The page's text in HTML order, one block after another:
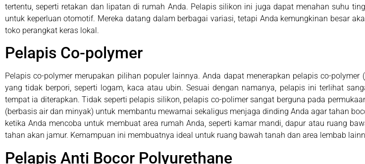
tertentu, seperti retakan dan lipatan di rumah Anda. Pelapis silikon ini juga dapat menahan suhu
untuk keperluan otomotif. Mereka datang dalam berbagai variasi, tetapi Anda kemungkinan besar
toko perangkat keras lokal.
Pelapis Co-polymer
Pelapis co-polymer merupakan pilihan populer lainnya. Anda dapat menerapkan pelapis co-
yang tidak berpori, seperti logam, kaca atau ubin. Sesuai dengan namanya, pelapis ini terlihat
tempat ia diterapkan. Tidak seperti pelapis silikon, pelapis co-polimer sangat berguna pada
(berbasis air dan minyak) untuk membantu mewarnai sekaligus menjaga dinding Anda agar tahan
ketika Anda mencoba untuk membuat area rumah Anda, seperti kamar mandi, dapur atau ruang
tahan akan jamur. Kemampuan ini membuatnya ideal untuk ruang bawah tanah dan area lembab
Pelapis Anti Bocor Polyurethane